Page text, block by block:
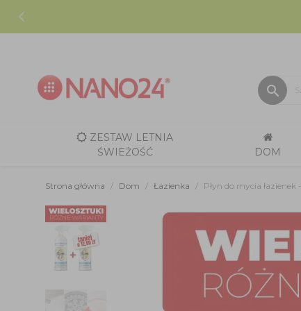
search
ZESTAW LETNIA
ŚWIEŻOŚĆ
DOM
Strona główna Dom Łazienka Płyn do mycia